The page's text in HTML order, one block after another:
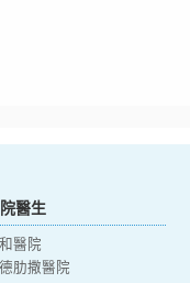
醫生
醫院
肋撒醫院